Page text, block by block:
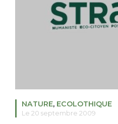
NATURE, ECOLOTHIQUE
Le 20 septembre 2009